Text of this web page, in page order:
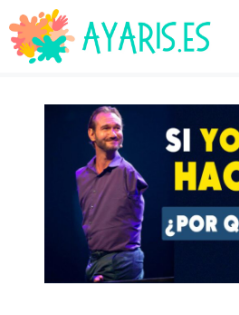
Saltar
al
contenido